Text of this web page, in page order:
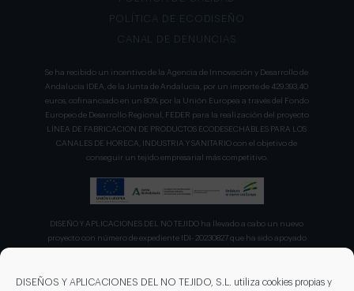
DISEÑOS Y APLICACIONES DEL NO TEJIDO, S.L. utiliza cookies propias y
CONDICIONES DE COMPRA
POLÍTICA DE CALIDAD
POLÍTICA DE ECODISEÑO
CANAL DE DENUNCIAS
Andalucía IDEA, de la Junta de Andalucía, por un importe de 429.393,40
euros, cofinanciado en un 80% por la Unión Europea a través del Fondo
LÍNEA DE FABRICACION DE PRODUCTOS ECODESECHABLES PARA LOS
CANALES DE HORECA, INDUSTRIA Y SANITARIO con el objetivo de